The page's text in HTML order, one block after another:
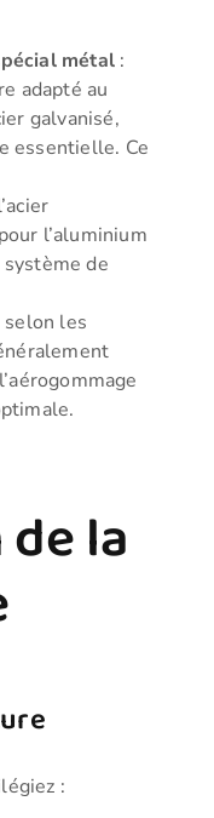
métal :
adapté au
galvanisé,
essentielle. Ce
l’aluminium
de
les
la
: